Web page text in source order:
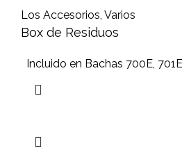
Los Accesorios, Varios
Box de Residuos
Incluido en Bachas 700E,